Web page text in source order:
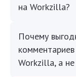
на Workzilla?
Почему
Workzilla, а не